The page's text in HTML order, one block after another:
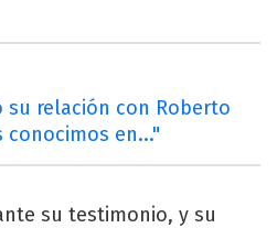
su relación con Roberto
conocimos en..."
su testimonio, y su